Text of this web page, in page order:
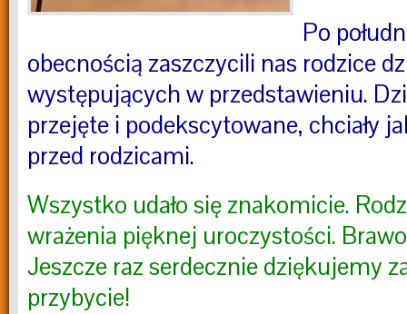
Po
obecnością zaszczycili nas rodzice
występujących w przedstawieniu.
przejęte i podekscytowane, chciały
przed rodzicami.
Wszystko udało się znakomicie.
wrażenia pięknej uroczystości.
Jeszcze raz serdecznie dziękujemy
przybycie!